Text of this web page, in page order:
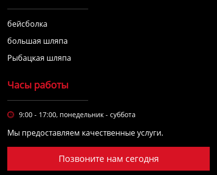
бейсболка
большая шляпа
Рыбацкая шляпа
Часы работы
 9:00 - 17:00, понедельник - суббота
Мы предоставляем качественные услуги.
Позвоните нам сегодня